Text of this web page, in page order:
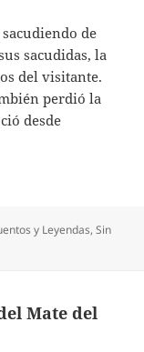
sacudiendo de
sacudidas, la
del visitante.
perdió la
desde
y Leyendas,Sin
Mate del